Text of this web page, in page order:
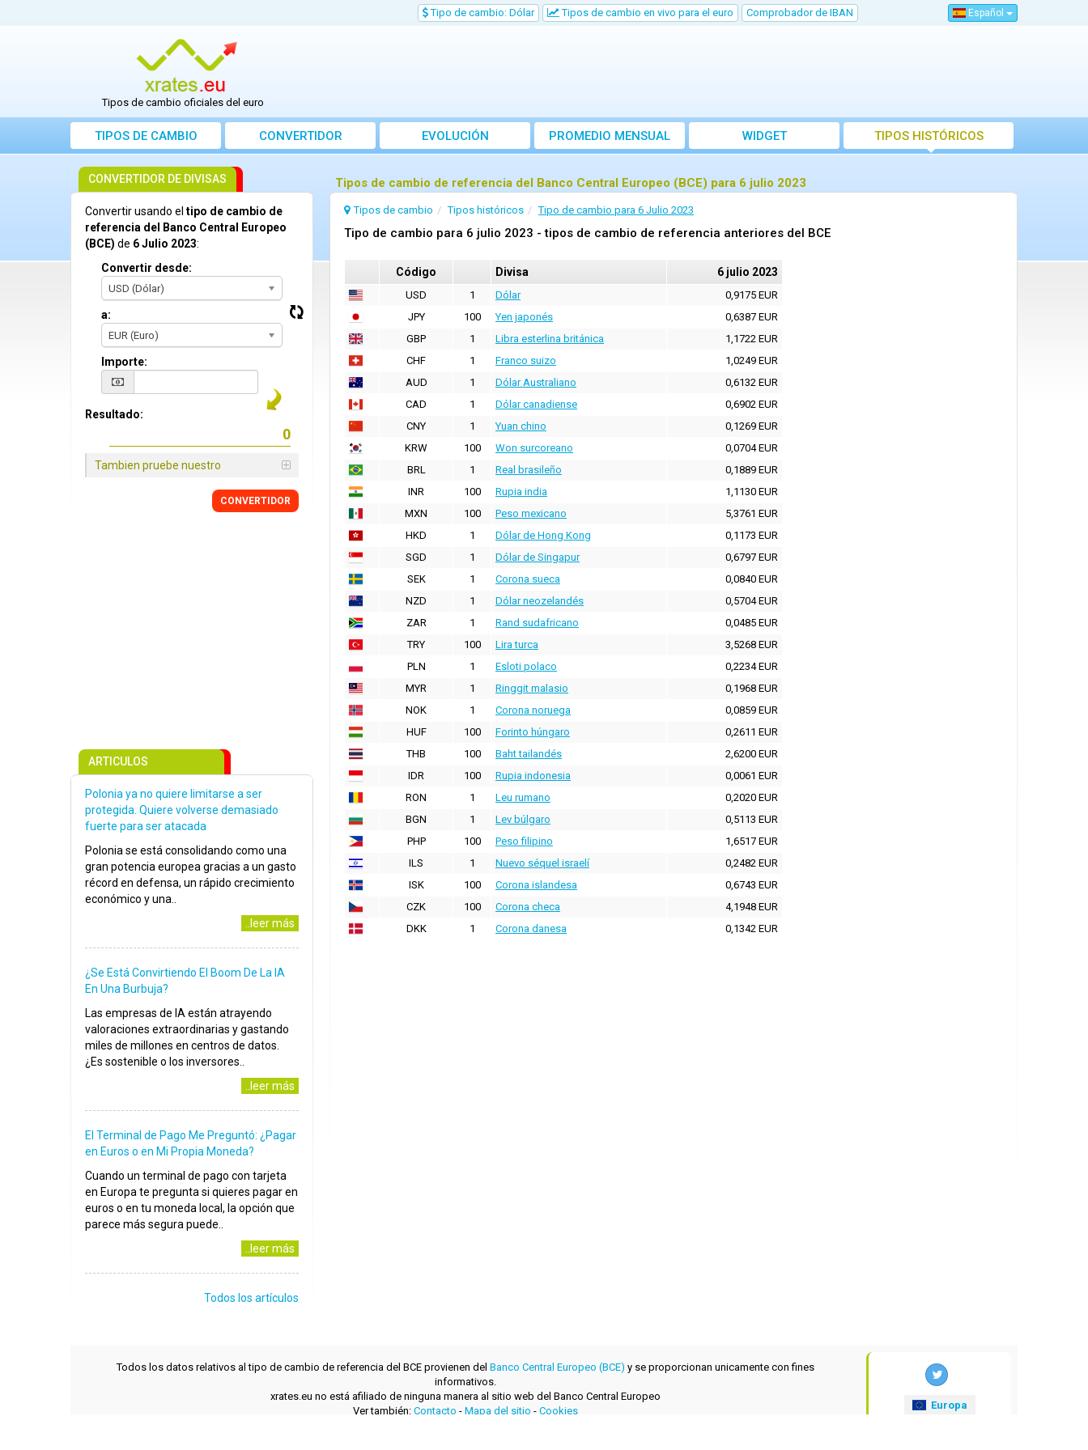
Tipo de cambio: Dólar Tipos de cambio en vivo para el euro Comprobador de IBAN Español
Tipos de cambio oficiales del euro
TIPOS DE CAMBIO CONVERTIDOR EVOLUCIÓN PROMEDIO MENSUAL WIDGET TIPOS HISTÓRICOS
Tipos de cambio de referencia del Banco Central Europeo (BCE) para 6 julio 2023
Tipos de cambio Tipos históricos Tipo de cambio para 6 Julio 2023
Tipo de cambio para 6 julio 2023 - tipos de cambio de referencia anteriores del BCE
Código Divisa 6 julio 2023
USD 1 Dólar
0,9175 EUR
JPY
100 Yen japonés
0,6387 EUR
GBP
1 Libra esterlina británica
1,1722 EUR
CHF
1 Franco suizo
1,0249 EUR
AUD
1 Dólar Australiano
0,6132 EUR
CAD
1 Dólar canadiense
0,6902 EUR
CNY
1 Yuan chino
0,1269 EUR
KRW
100 Won surcoreano
0,0704 EUR
BRL
1 Real brasileño
0,1889 EUR
INR
100 Rupia india
1,1130 EUR
MXN
100 Peso mexicano
5,3761 EUR
HKD
1 Dólar de Hong Kong
0,1173 EUR
SGD
1 Dólar de Singapur
0,6797 EUR
SEK
1 Corona sueca
0,0840 EUR
NZD
1 Dólar neozelandés
0,5704 EUR
ZAR
1 Rand sudafricano
0,0485 EUR
TRY
100 Lira turca
3,5268 EUR
PLN
1 Esloti polaco
0,2234 EUR
MYR
1 Ringgit malasio
0,1968 EUR
NOK
1 Corona noruega
0,0859 EUR
HUF
100 Forinto húngaro
0,2611 EUR
THB
100 Baht tailandés
2,6200 EUR
IDR
100 Rupia indonesia
0,0061 EUR
RON
1 Leu rumano
0,2020 EUR
BGN
1 Lev búlgaro
0,5113 EUR
PHP
100 Peso filipino
1,6517 EUR
ILS
1 Nuevo séquel israelí
0,2482 EUR
ISK
100 Corona islandesa
0,6743 EUR
CZK
100 Corona checa
4,1948 EUR
DKK
1 Corona danesa 0,1342 EUR
CONVERTIDOR DE DIVISAS
Convertir usando el tipo de cambio de
referencia del Banco Central Europeo
(BCE) de 6 Julio 2023:
Convertir desde:
USD (Dólar)
a:
EUR (Euro)
Importe:
Resultado:
Tambien pruebe nuestro
CONVERTIDOR
ARTICULOS
Polonia ya no quiere limitarse a ser
protegida. Quiere volverse demasiado
fuerte para ser atacada
Polonia se está consolidando como una
gran potencia europea gracias a un gasto
récord en defensa, un rápido crecimiento
económico y una..
..leer más
¿Se Está Convirtiendo El Boom De La IA
En Una Burbuja?
Las empresas de IA están atrayendo
valoraciones extraordinarias y gastando
miles de millones en centros de datos.
¿Es sostenible o los inversores..
..leer más
El Terminal de Pago Me Preguntó: ¿Pagar
en Euros o en Mi Propia Moneda?
Cuando un terminal de pago con tarjeta
en Europa te pregunta si quieres pagar en
euros o en tu moneda local, la opción que
parece más segura puede..
..leer más
Todos los artículos
Todos los datos relativos al tipo de cambio de referencia del BCE provienen del Banco Central Europeo (BCE) y se proporcionan unicamente con fines
informativos.
xrates.eu no está afiliado de ninguna manera al sitio web del Banco Central Europeo
Ver también: Contacto - Mapa del sitio - Cookies
Europa